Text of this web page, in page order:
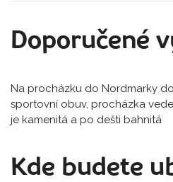
Doporučené
Na procházku do Nordmarky
sportovní obuv, procházka
je kamenitá a po dešti bahnitá
Kde budete